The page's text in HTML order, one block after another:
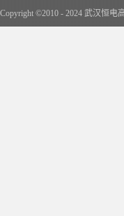
Copyright ©2010 - 2024 武汉恒电